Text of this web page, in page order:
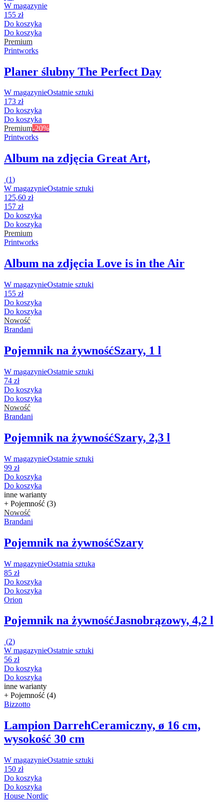
W magazynie
155 zł
Do koszyka
Do koszyka
Premium
Printworks
Planer ślubny The Perfect Day
W magazynieOstatnie sztuki
173 zł
Do koszyka
Do koszyka
Premium-20%
Printworks
Album na zdjęcia Great Art,
(1)
W magazynieOstatnie sztuki
125,60 zł
157 zł
Do koszyka
Do koszyka
Premium
Printworks
Album na zdjęcia Love is in the Air
W magazynieOstatnie sztuki
155 zł
Do koszyka
Do koszyka
Nowość
Brandani
Pojemnik na żywnośćSzary, 1 l
W magazynieOstatnie sztuki
74 zł
Do koszyka
Do koszyka
Nowość
Brandani
Pojemnik na żywnośćSzary, 2,3 l
W magazynieOstatnie sztuki
99 zł
Do koszyka
Do koszyka
inne warianty
+ Pojemność (3)
Nowość
Brandani
Pojemnik na żywnośćSzary
W magazynieOstatnia sztuka
85 zł
Do koszyka
Do koszyka
Orion
Pojemnik na żywnośćJasnobrązowy, 4,2 l
(2)
W magazynieOstatnie sztuki
56 zł
Do koszyka
Do koszyka
inne warianty
+ Pojemność (4)
Bizzotto
Lampion DarrehCeramiczny, ø 16 cm,
wysokość 30 cm
W magazynieOstatnie sztuki
150 zł
Do koszyka
Do koszyka
House Nordic